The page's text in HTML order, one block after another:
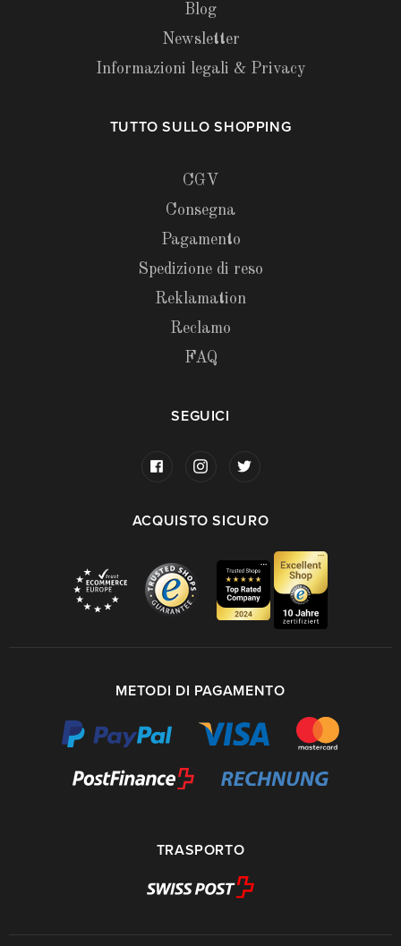
Blog
Newsletter
Informazioni legali & Privacy
TUTTO SULLO SHOPPING
CGV
Consegna
Pagamento
Spedizione di reso
Reklamation
Reclamo
FAQ
SEGUICI
ACQUISTO SICURO
METODI DI PAGAMENTO
TRASPORTO